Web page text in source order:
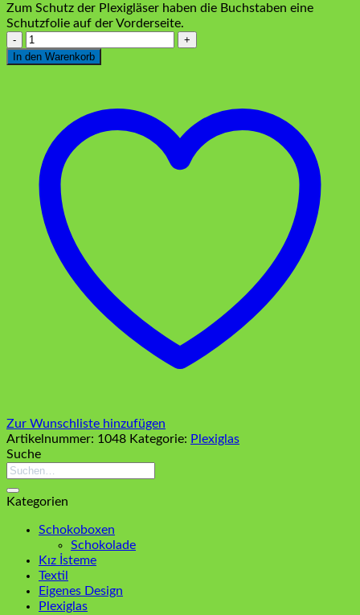
Zum Schutz der Plexigläser haben die Buchstaben eine
Schutzfolie auf der Vorderseite.
Plexiglas
Buchstaben
„P“
In den Warenkorb
Zur Wunschliste hinzufügen
Artikelnummer: 1048 Kategorie: Plexiglas
Suche
Suchen
Kategorien
Schokoboxen
Schokolade
Kız İsteme
Textil
Eigenes Design
Plexiglas